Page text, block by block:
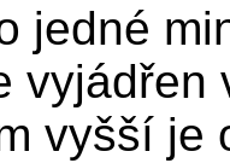
jedné
vyjádřen
vyšší je